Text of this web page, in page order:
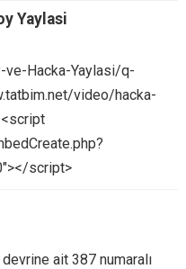
Yaylasi
ve-Hacka-Yaylasi/q-
video/hacka-
script>
ait 387 numaralı